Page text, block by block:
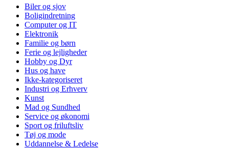
Biler og sjov
Boligindretning
Computer og IT
Elektronik
Familie og børn
Ferie og lejligheder
Hobby og Dyr
Hus og have
Ikke-kategoriseret
Industri og Erhverv
Kunst
Mad og Sundhed
Service og økonomi
Sport og friluftsliv
Tøj og mode
Uddannelse & Ledelse